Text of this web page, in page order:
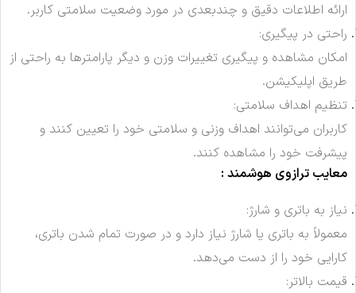
ارائه اطلاعات دقیق و چندبعدی در مورد وضعیت سلامتی کاربر.
راحتی در پیگیری:
امکان مشاهده و پیگیری تغییرات وزن و دیگر پارامترها به راحتی از
طریق اپلیکیشن.
تنظیم اهداف سلامتی:
کاربران می‌توانند اهداف وزنی و سلامتی خود را تعیین کنند و
پیشرفت خود را مشاهده کنند.
معایب ترازوی هوشمند :
نیاز به باتری و شارژ:
معمولاً به باتری یا شارژ نیاز دارد و در صورت تمام شدن باتری،
کارایی خود را از دست می‌دهد.
قیمت بالاتر: